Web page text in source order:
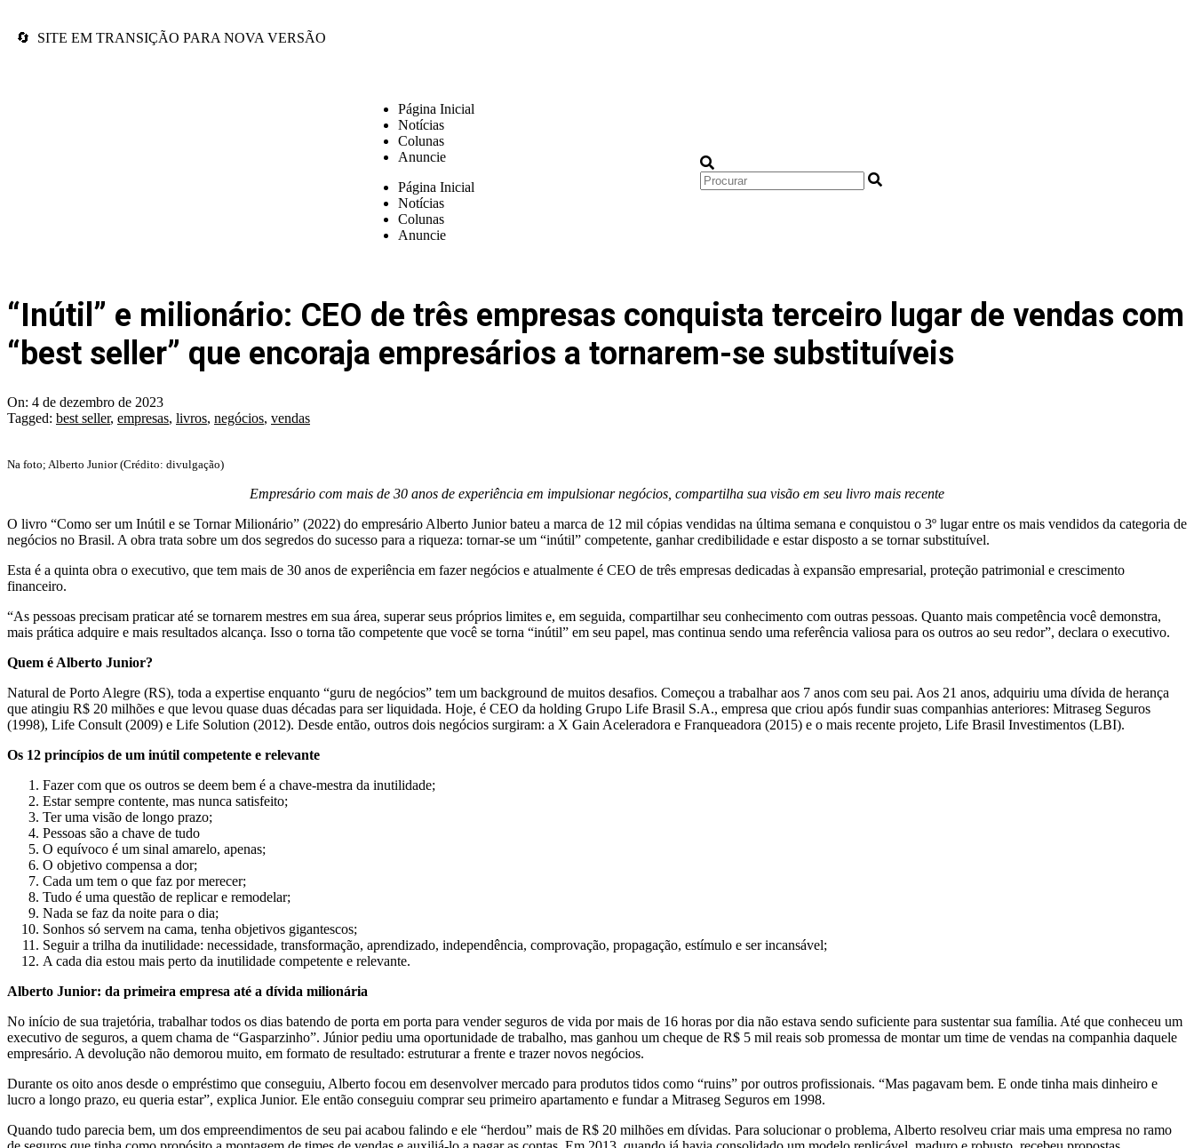
🔄 SITE EM TRANSIÇÃO PARA NOVA VERSÃO
Página Inicial
Notícias
Colunas
Anuncie
Página Inicial
Notícias
Colunas
Anuncie
“Inútil” e milionário: CEO de três empresas conquista terceiro lugar de vendas com
“best seller” que encoraja empresários a tornarem-se substituíveis
On: 4 de dezembro de 2023
Tagged: best seller, empresas, livros, negócios, vendas
Na foto; Alberto Junior (Crédito: divulgação)
Empresário com mais de 30 anos de experiência em impulsionar negócios, compartilha sua visão em seu livro mais recente
O livro “Como ser um Inútil e se Tornar Milionário” (2022) do empresário Alberto Junior bateu a marca de 12 mil cópias vendidas na última semana e conquistou o 3º lugar entre os mais vendidos da categoria de
negócios no Brasil. A obra trata sobre um dos segredos do sucesso para a riqueza: tornar-se um “inútil” competente, ganhar credibilidade e estar disposto a se tornar substituível.
Esta é a quinta obra o executivo, que tem mais de 30 anos de experiência em fazer negócios e atualmente é CEO de três empresas dedicadas à expansão empresarial, proteção patrimonial e crescimento
financeiro.
“As pessoas precisam praticar até se tornarem mestres em sua área, superar seus próprios limites e, em seguida, compartilhar seu conhecimento com outras pessoas. Quanto mais competência você demonstra,
mais prática adquire e mais resultados alcança. Isso o torna tão competente que você se torna “inútil” em seu papel, mas continua sendo uma referência valiosa para os outros ao seu redor”, declara o executivo.
Quem é Alberto Junior?
Natural de Porto Alegre (RS), toda a expertise enquanto “guru de negócios” tem um background de muitos desafios. Começou a trabalhar aos 7 anos com seu pai. Aos 21 anos, adquiriu uma dívida de herança
que atingiu R$ 20 milhões e que levou quase duas décadas para ser liquidada. Hoje, é CEO da holding Grupo Life Brasil S.A., empresa que criou após fundir suas companhias anteriores: Mitraseg Seguros
(1998), Life Consult (2009) e Life Solution (2012). Desde então, outros dois negócios surgiram: a X Gain Aceleradora e Franqueadora (2015) e o mais recente projeto, Life Brasil Investimentos (LBI).
Os 12 princípios de um inútil competente e relevante
Fazer com que os outros se deem bem é a chave-mestra da inutilidade;
Estar sempre contente, mas nunca satisfeito;
Ter uma visão de longo prazo;
Pessoas são a chave de tudo
O equívoco é um sinal amarelo, apenas;
O objetivo compensa a dor;
Cada um tem o que faz por merecer;
Tudo é uma questão de replicar e remodelar;
Nada se faz da noite para o dia;
Sonhos só servem na cama, tenha objetivos gigantescos;
Seguir a trilha da inutilidade: necessidade, transformação, aprendizado, independência, comprovação, propagação, estímulo e ser incansável;
A cada dia estou mais perto da inutilidade competente e relevante.
Alberto Junior: da primeira empresa até a dívida milionária
No início de sua trajetória, trabalhar todos os dias batendo de porta em porta para vender seguros de vida por mais de 16 horas por dia não estava sendo suficiente para sustentar sua família. Até que conheceu um
executivo de seguros, a quem chama de “Gasparzinho”. Júnior pediu uma oportunidade de trabalho, mas ganhou um cheque de R$ 5 mil reais sob promessa de montar um time de vendas na companhia daquele
empresário. A devolução não demorou muito, em formato de resultado: estruturar a frente e trazer novos negócios.
Durante os oito anos desde o empréstimo que conseguiu, Alberto focou em desenvolver mercado para produtos tidos como “ruins” por outros profissionais. “Mas pagavam bem. E onde tinha mais dinheiro e
lucro a longo prazo, eu queria estar”, explica Junior. Ele então conseguiu comprar seu primeiro apartamento e fundar a Mitraseg Seguros em 1998.
Quando tudo parecia bem, um dos empreendimentos de seu pai acabou falindo e ele “herdou” mais de R$ 20 milhões em dívidas. Para solucionar o problema, Alberto resolveu criar mais uma empresa no ramo